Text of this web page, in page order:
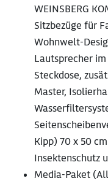
WEINSBERG
Sitzbezüge für
Wohnwelt-
Lautsprecher im
Steckdose,
Master,
Kipp) 70 x 50
Insektenschutz
Media-Paket